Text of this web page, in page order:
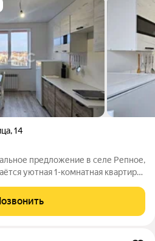
,14
предложение в селе Репное,
уютная 1-комнатная квартира
дома 2020 года постройки с